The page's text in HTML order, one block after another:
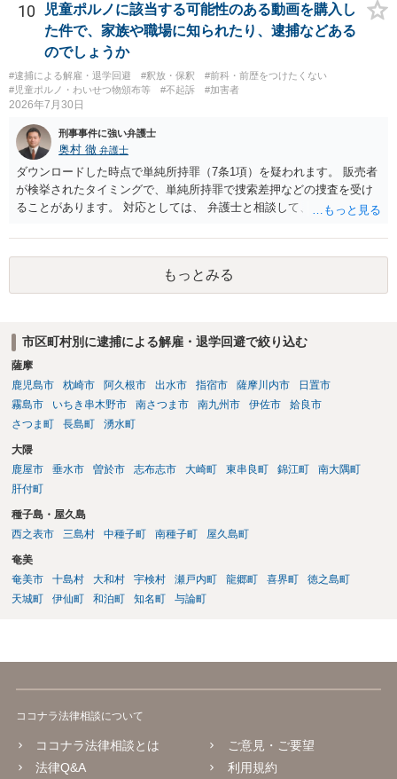
10
児童ポルノに該当する可能性のある動画を購入し
た件で、家族や職場に知られたり、逮捕などある
のでしょうか
#逮捕による解雇・退学回避 #釈放・保釈
#前科・前歴をつけたくない
#児童ポルノ・わいせつ物頒布等
#不起訴 #加害者
2026年7月30日
刑事事件に強い弁護士
奥村 徹 弁護士
ダウンロードした時点で単純所持罪（7条1項）を疑われます。 販売者
が検挙されたタイミングで、単純所持罪で捜索差押などの捜査を受け
ることがあります。 対応としては、 弁護士と相談して、 児童ポルノ
談しておく などが考えられます。
もっとみる
市区町村別に逮捕による解雇・退学回避で絞り込む
薩摩
鹿児島市
枕崎市 阿久根市 出水市 指宿市 薩摩川内市
日置市
霧島市
いちき串木野市 南さつま市 南九州市 伊佐市
姶良市
さつま町
長島町 湧水町
大隈
鹿屋市
垂水市 曽於市 志布志市 大崎町 東串良町 錦江町
南大隅町
肝付町
種子島・屋久島
西之表市
三島村 中種子町 南種子町 屋久島町
奄美
奄美市
十島村 大和村 宇検村 瀬戸内町 龍郷町 喜界町
徳之島町
天城町
伊仙町 和泊町 知名町 与論町
ココナラ法律相談について
ココナラ法律相談とは
法律Q&A
ご意見・ご要望
利用規約